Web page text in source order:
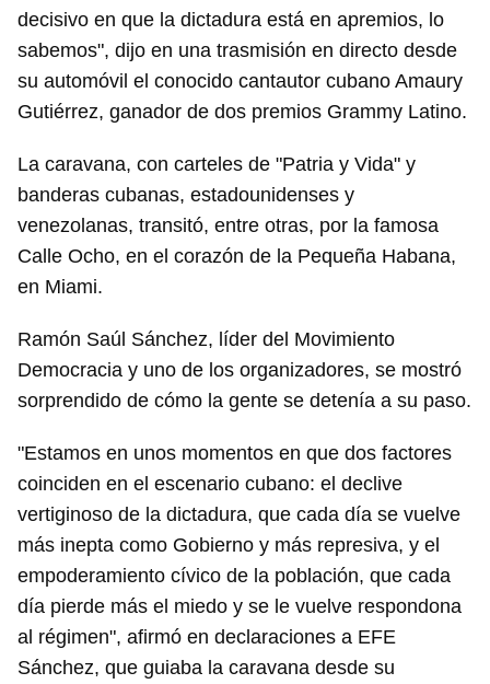
decisivo en que la dictadura está en apremios, lo
sabemos", dijo en una trasmisión en directo desde
su automóvil el conocido cantautor cubano Amaury
Gutiérrez, ganador de dos premios Grammy Latino.
La caravana, con carteles de "Patria y Vida" y
banderas cubanas, estadounidenses y
venezolanas, transitó, entre otras, por la famosa
Calle Ocho, en el corazón de la Pequeña Habana,
en Miami.
Ramón Saúl Sánchez, líder del Movimiento
Democracia y uno de los organizadores, se mostró
sorprendido de cómo la gente se detenía a su paso.
"Estamos en unos momentos en que dos factores
coinciden en el escenario cubano: el declive
vertiginoso de la dictadura, que cada día se vuelve
más inepta como Gobierno y más represiva, y el
empoderamiento cívico de la población, que cada
día pierde más el miedo y se le vuelve respondona
al régimen", afirmó en declaraciones a EFE
Sánchez, que guiaba la caravana desde su